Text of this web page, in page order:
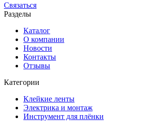
Связаться
Разделы
Каталог
О компании
Новости
Контакты
Отзывы
Категории
Клейкие ленты
Электрика и монтаж
Инструмент для плёнки